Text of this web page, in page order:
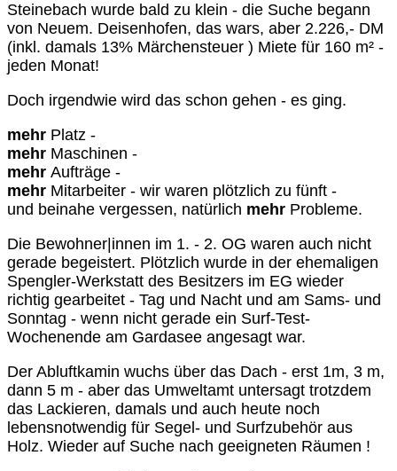
Steinebach wurde bald zu klein - die Suche begann
von Neuem. Deisenhofen, das wars, aber 2.226,- DM
(inkl. damals 13% Märchensteuer ) Miete für 160 m² -
jeden Monat!
Doch irgendwie wird das schon gehen - es ging.
mehr Platz -
mehr Maschinen -
mehr Aufträge -
mehr Mitarbeiter - wir waren plötzlich zu fünft -
und beinahe vergessen, natürlich mehr Probleme.
Die Bewohner|innen im 1. - 2. OG waren auch nicht
gerade begeistert. Plötzlich wurde in der ehemaligen
Spengler-Werkstatt des Besitzers im EG wieder
richtig gearbeitet - Tag und Nacht und am Sams- und
Sonntag - wenn nicht gerade ein Surf-Test-
Wochenende am Gardasee angesagt war.
Der Abluftkamin wuchs über das Dach - erst 1m, 3 m,
dann 5 m - aber das Umweltamt untersagt trotzdem
das Lackieren, damals und auch heute noch
lebensnotwendig für Segel- und Surfzubehör aus
Holz. Wieder auf Suche nach geeigneten Räumen !